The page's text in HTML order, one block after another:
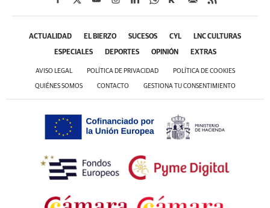
ACTUALIDAD EL BIERZO SUCESOS CYL LNC CULTURAS
ESPECIALES DEPORTES OPINIÓN EXTRAS
AVISO LEGAL POLÍTICA DE PRIVACIDAD POLÍTICA DE COOKIES
QUIÉNES SOMOS CONTACTO GESTIONA TU CONSENTIMIENTO